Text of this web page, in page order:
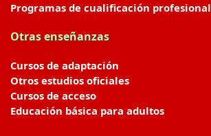
Programas de cualificación profesional
Otras enseñanzas
Cursos de adaptación
Otros estudios oficiales
Cursos de acceso
Educación básica para adultos